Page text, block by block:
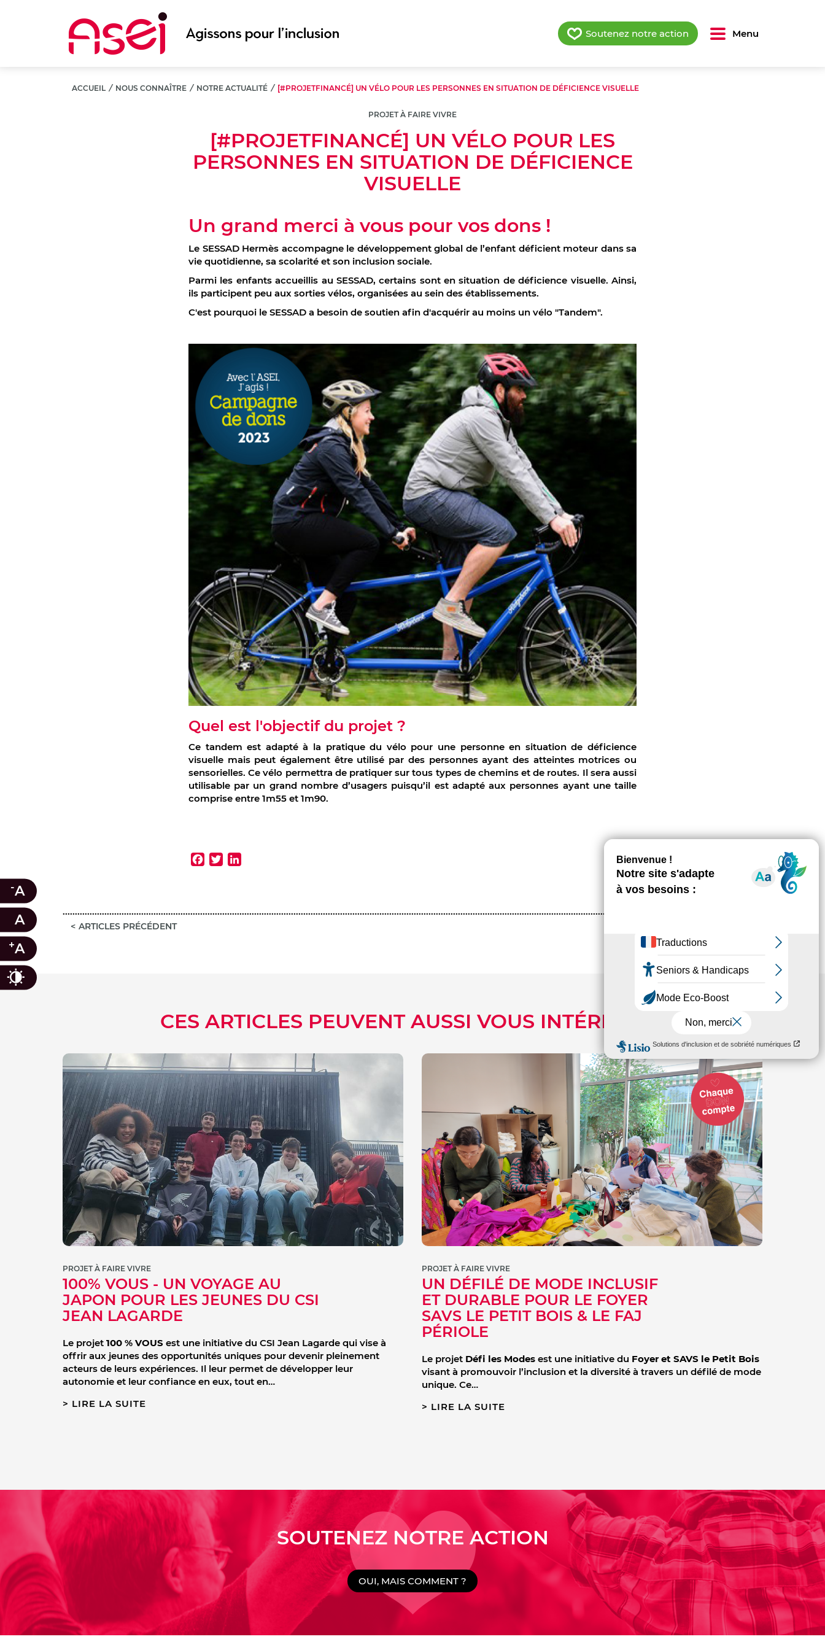
Soutenez notre action Menu
-A
A
+A
Contraste
ACCUEIL / NOUS CONNAÎTRE / NOTRE ACTUALITÉ / [#PROJETFINANCÉ] UN VÉLO POUR LES PERSONNES EN SITUATION DE DÉFICIENCE VISUELLE
PROJET À FAIRE VIVRE
[#PROJETFINANCÉ] UN VÉLO POUR LES
PERSONNES EN SITUATION DE DÉFICIENCE
VISUELLE
Un grand merci à vous pour vos dons !
Le SESSAD Hermès accompagne le développement global de l’enfant déficient moteur dans sa
vie quotidienne, sa scolarité et son inclusion sociale.
Parmi les enfants accueillis au SESSAD, certains sont en situation de déficience visuelle. Ainsi,
ils participent peu aux sorties vélos, organisées au sein des établissements.
C'est pourquoi le SESSAD a besoin de soutien afin d'acquérir au moins un vélo "Tandem".
Quel est l'objectif du projet ?
Ce tandem est adapté à la pratique du vélo pour une personne en situation de déficience
visuelle mais peut également être utilisé par des personnes ayant des atteintes motrices ou
sensorielles. Ce vélo permettra de pratiquer sur tous types de chemins et de routes. Il sera aussi
utilisable par un grand nombre d’usagers puisqu’il est adapté aux personnes ayant une taille
comprise entre 1m55 et 1m90.
Facebook
Twitter
ARTICLES PRÉCÉDENT
CES ARTICLES PEUVENT AUSSI VOUS INTÉRESSER
PROJET À FAIRE VIVRE
100% VOUS - UN VOYAGE AU
JAPON POUR LES JEUNES DU CSI
JEAN LAGARDE
Le projet 100 % VOUS est une initiative du CSI Jean Lagarde qui vise à
offrir aux jeunes des opportunités uniques pour devenir pleinement
acteurs de leurs expériences. Il leur permet de développer leur
autonomie et leur confiance en eux, tout en…
LIRE LA SUITE
PROJET À FAIRE VIVRE
UN DÉFILÉ DE MODE INCLUSIF
ET DURABLE POUR LE FOYER
SAVS LE PETIT BOIS & LE FAJ
PÉRIOLE
Le projet Défi les Modes est une initiative du Foyer et SAVS le Petit Bois
visant à promouvoir l’inclusion et la diversité à travers un défilé de mode
unique. Ce…
LIRE LA SUITE
SOUTENEZ NOTRE ACTION
OUI, MAIS COMMENT ?